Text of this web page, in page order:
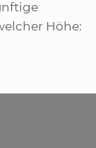
Höhe: